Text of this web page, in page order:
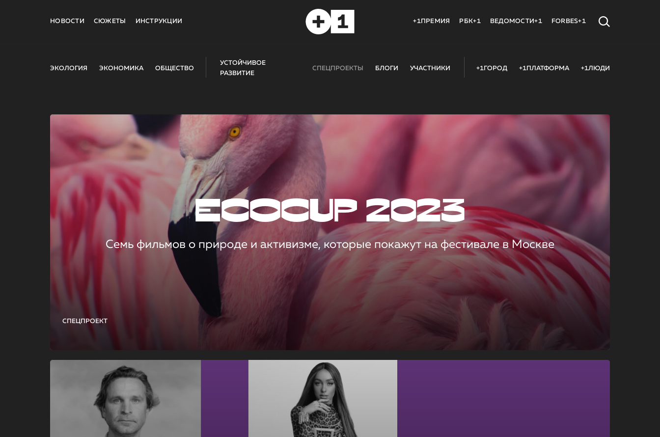
НОВОСТИ СЮЖЕТЫ ИНСТРУКЦИИ +1ПРЕМИЯ РБК+1 ВЕДОМОСТИ+1 FORBES+1
ЭКОЛОГИЯ ЭКОНОМИКА ОБЩЕСТВО
УСТОЙЧИВОЕ
РАЗВИТИЕ
СПЕЦПРОЕКТЫ БЛОГИ УЧАСТНИКИ +1ГОРОД +1ПЛАТФОРМА +1ЛЮДИ
СПЕЦПРОЕКТ
ECOCUP 2023
Семь фильмов о природе и активизме, которые покажут на фестивале в Москве